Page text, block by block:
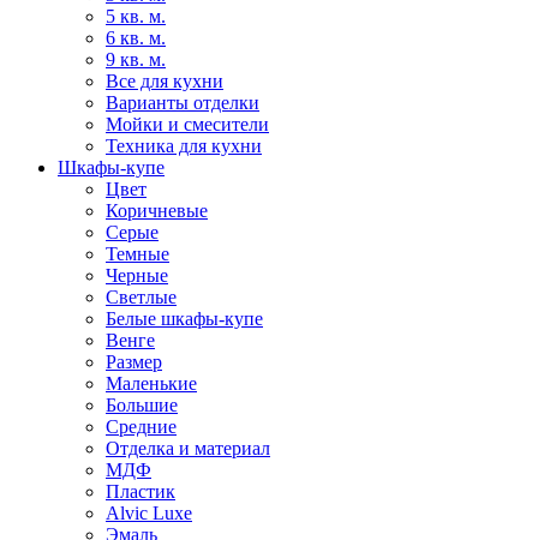
5 кв. м.
6 кв. м.
9 кв. м.
Все для кухни
Варианты отделки
Мойки и смесители
Техника для кухни
Шкафы-купе
Цвет
Коричневые
Серые
Темные
Черные
Светлые
Белые шкафы-купе
Венге
Размер
Маленькие
Большие
Средние
Отделка и материал
МДФ
Пластик
Alvic Luxe
Эмаль